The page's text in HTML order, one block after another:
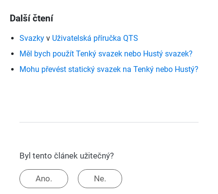
Další čtení
Svazky v Uživatelská příručka QTS
Měl bych použít Tenký svazek nebo Hustý svazek?
Mohu převést statický svazek na Tenký nebo Hustý?
Byl tento článek užitečný?
Ano. Ne.